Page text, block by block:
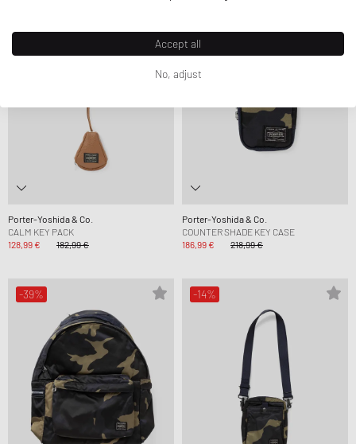
Porter-Yoshida & Co.
CALM KEY PACK
128,99 €
182,99 €
Porter-Yoshida & Co.
COUNTER SHADE KEY CASE
186,99 €
218,99 €
-39% -14%
Accept all
No, adjust